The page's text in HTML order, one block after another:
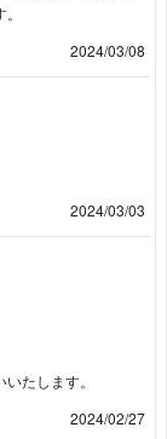
2024/03/08
2024/03/03
たします。
2024/02/27